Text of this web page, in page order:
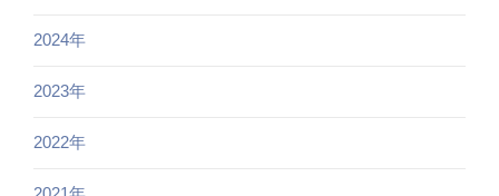
2024年
2023年
2022年